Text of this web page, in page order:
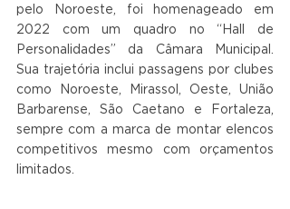
pelo Noroeste, foi homenageado em
2022 com um quadro no “Hall de
Personalidades” da Câmara Municipal.
Sua trajetória inclui passagens por clubes
como Noroeste, Mirassol, Oeste, União
Barbarense, São Caetano e Fortaleza,
sempre com a marca de montar elencos
competitivos mesmo com orçamentos
limitados.